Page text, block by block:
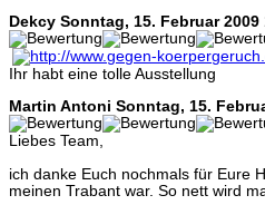
Dekcy Sonntag, 15. Februar 2009
Ihr habt eine tolle Ausstellung
Martin Antoni Sonntag, 15.
Liebes Team,
ich danke Euch nochmals für Eure
meinen Trabant war. So nett wird